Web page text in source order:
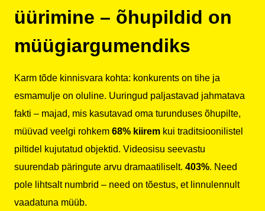
üürimine – õhupildid on
müügiargumendiks
Karm tõde kinnisvara kohta: konkurents on tihe ja
esmamulje on oluline. Uuringud paljastavad jahmatava
fakti – majad, mis kasutavad oma turunduses õhupilte,
müüvad veelgi rohkem 68% kiirem kui traditsioonilistel
piltidel kujutatud objektid. Videosisu seevastu
suurendab päringute arvu dramaatiliselt. 403%. Need
pole lihtsalt numbrid – need on tõestus, et linnulennult
vaadatuna müüb.